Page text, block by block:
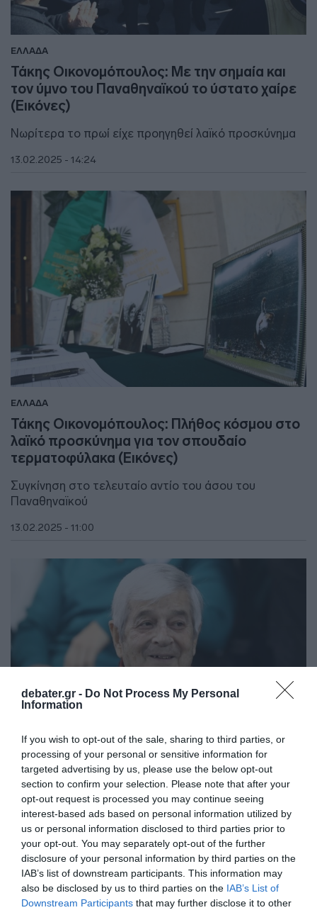
debater.gr - Do Not Process My Personal
Information
If you wish to opt-out of the sale, sharing to third parties, or
processing of your personal or sensitive information for
targeted advertising by us, please use the below opt-out
section to confirm your selection. Please note that after your
opt-out request is processed you may continue seeing
interest-based ads based on personal information utilized by
us or personal information disclosed to third parties prior to
your opt-out. You may separately opt-out of the further
disclosure of your personal information by third parties on the
IAB’s list of downstream participants. This information may
also be disclosed by us to third parties on the IAB’s List of
Downstream Participants that may further disclose it to other
ΕΛΛΑΔΑ
Τάκης Οικονομόπουλος: Με την σημαία και
τον ύμνο του Παναθηναϊκού το ύστατο χαίρε
(Εικόνες)
Νωρίτερα το πρωί είχε προηγηθεί λαϊκό προσκύνημα
13.02.2025 - 14:24
ΕΛΛΑΔΑ
Τάκης Οικονομόπουλος: Πλήθος κόσμου στο
λαϊκό προσκύνημα για τον σπουδαίο
τερματοφύλακα (Εικόνες)
Συγκίνηση στο τελευταίο αντίο του άσου του
Παναθηναϊκού
13.02.2025 - 11:00
ΑΘΛΗΤΙΚΑ
Τάκης Οικονομόπουλος: Σήμερα το
τελευταίο αντίο στο “πουλί” του ελληνικού
ποδοσφαίρου
Σε λαϊκό προσκύνημα η σορός του
13.02.2025 - 08:02